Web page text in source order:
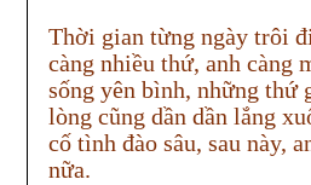
Thời gian từng ngày trôi
càng nhiều thứ, anh càng
sống yên bình, những thứ
lòng cũng dần dần lắng
cố tình đào sâu, sau này,
nữa.